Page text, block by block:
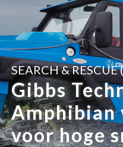
SEARCH & RESCUE
Gibbs
Amphibian
voor hoge